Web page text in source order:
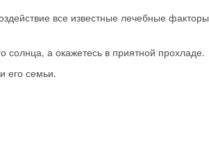
все известные лечебные факторы
а окажетесь в приятной прохладе.
и его семьи.